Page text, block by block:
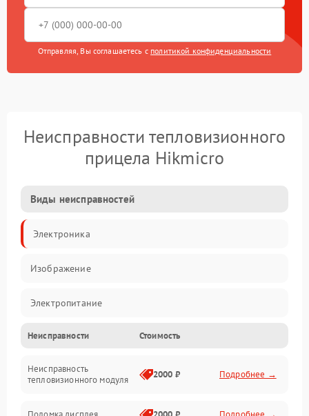
Отправляя, Вы соглашаетесь с политикой конфиденциальности
Неисправности тепловизионного
прицела Hikmicro
Виды неисправностей
Электроника
Изображение
Электропитание
Измерения
Матрица
Неисправности Стоимость
Неисправность
тепловизионного модуля
2000 ₽ Подробнее →